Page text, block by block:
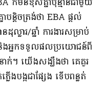
បន្តិច​ត្រង់​ថា EBA ផ្តល់​
ារ​/​ឆ្នាំ ការងារ​សម្រាប់​
ង​អ្នកទទួល​ផលប្រយោជន៍​ពី​
ាក់​។ យើង​សង្ឃឹងថា គេ​គួរ​
ើង​បង្ក​ជា​ផ្សែង ទើប​ពន្លត់​